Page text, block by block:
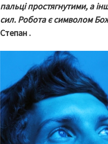
пальці простягнутими, а
сил. Робота є символом
Степан .